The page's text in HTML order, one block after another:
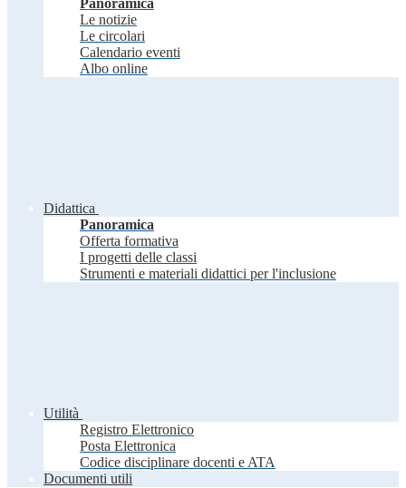
Panoramica
Le notizie
Le circolari
Calendario eventi
Albo online
Didattica
Panoramica
Offerta formativa
I progetti delle classi
Strumenti e materiali didattici per l'inclusione
Utilità
Registro Elettronico
Posta Elettronica
Codice disciplinare docenti e ATA
Documenti utili